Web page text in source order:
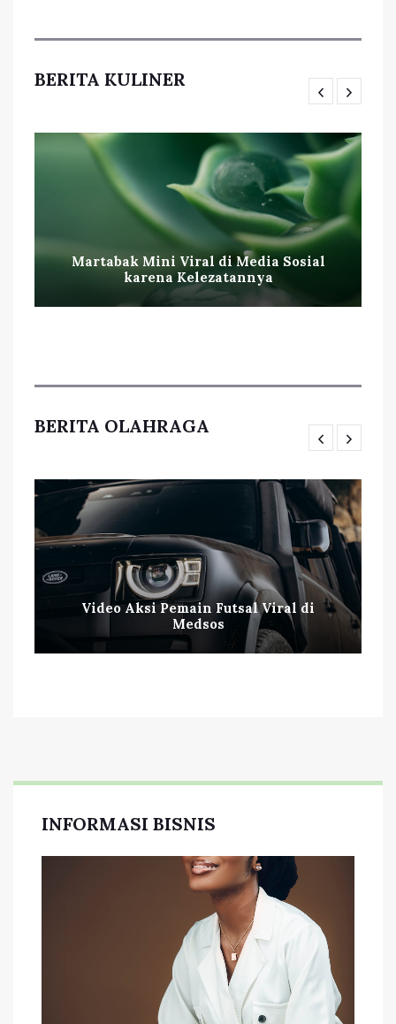
BERITA KULINER
Martabak Mini Viral di Media Sosial
karena Kelezatannya
BERITA OLAHRAGA
Video Aksi Pemain Futsal Viral di
Medsos
INFORMASI BISNIS